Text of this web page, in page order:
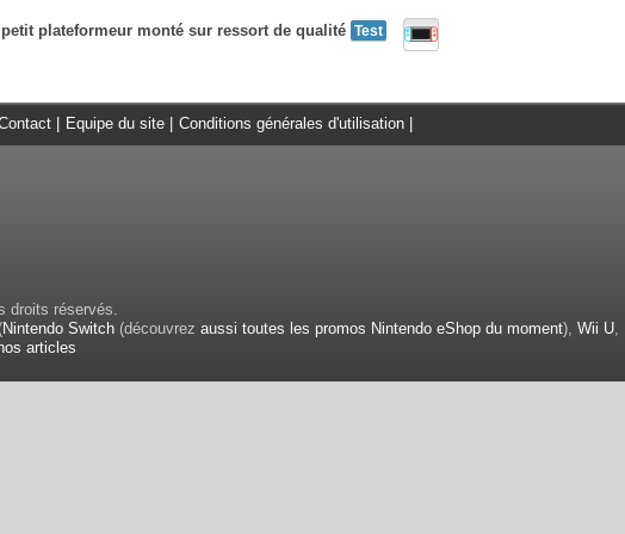
plateformeur monté sur ressort de qualité Test
Equipe du site Conditions générales d'utilisation
droits réservés.
Nintendo Switch (découvrez aussi toutes les promos Nintendo eShop du moment), Wii U,
articles